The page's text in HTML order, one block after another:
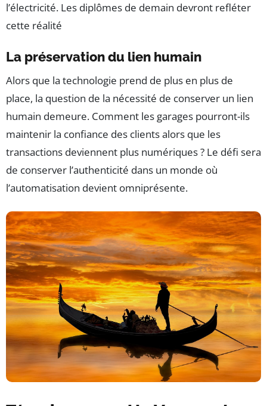
l’électricité. Les diplômes de demain devront refléter
cette réalité
La préservation du lien humain
Alors que la technologie prend de plus en plus de
place, la question de la nécessité de conserver un lien
humain demeure. Comment les garages pourront-ils
maintenir la confiance des clients alors que les
transactions deviennent plus numériques ? Le défi sera
de conserver l’authenticité dans un monde où
l’automatisation devient omniprésente.